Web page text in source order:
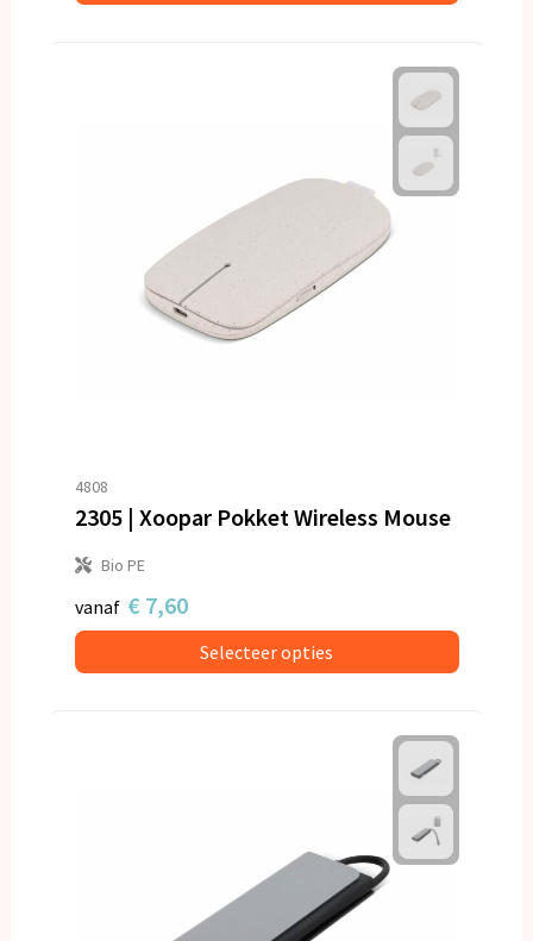
4808
2305 | Xoopar Pokket Wireless Mouse
Bio PE
vanaf € 7,60
Selecteer opties